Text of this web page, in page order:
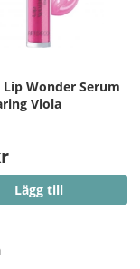
Wonder Serum
Viola
Lägg till